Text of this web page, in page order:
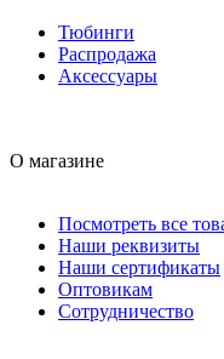
Тюбинги
Распродажа
Аксессуары
О магазине
Посмотреть все
Наши реквизиты
Наши сертификаты
Оптовикам
Сотрудничество